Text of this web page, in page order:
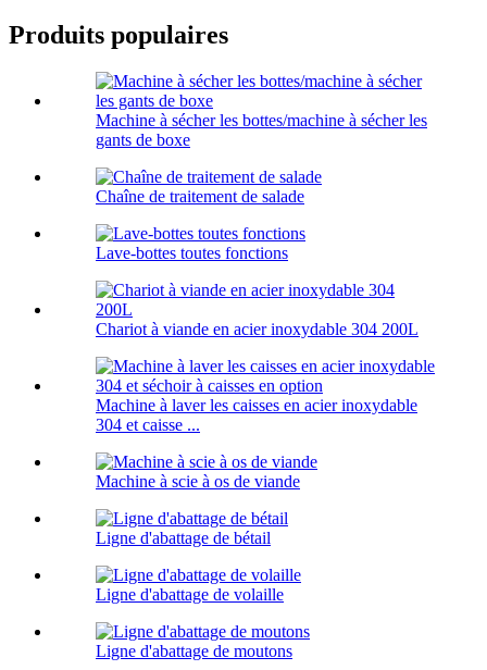
Produits populaires
Machine à sécher les bottes/machine à sécher les
gants de boxe
Chaîne de traitement de salade
Lave-bottes toutes fonctions
Chariot à viande en acier inoxydable 304 200L
Machine à laver les caisses en acier inoxydable
304 et caisse ...
Machine à scie à os de viande
Ligne d'abattage de bétail
Ligne d'abattage de volaille
Ligne d'abattage de moutons